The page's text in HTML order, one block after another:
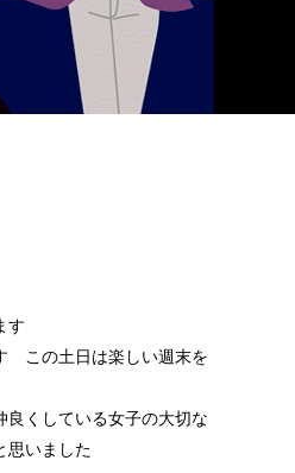
す
この土日は楽しい週末を
くしている女子の大切な
思いました